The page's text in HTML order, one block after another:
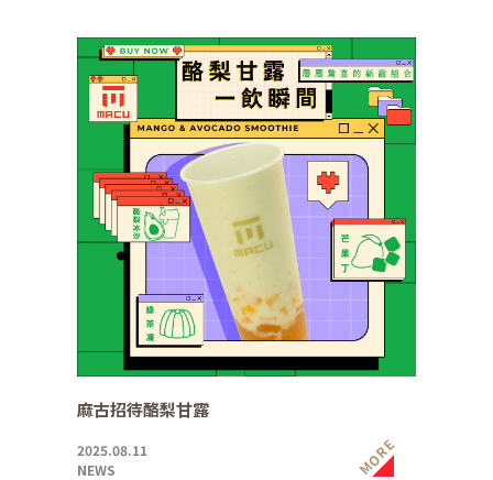
麻古招待酪梨甘露
2025.08.11
NEWS
MORE